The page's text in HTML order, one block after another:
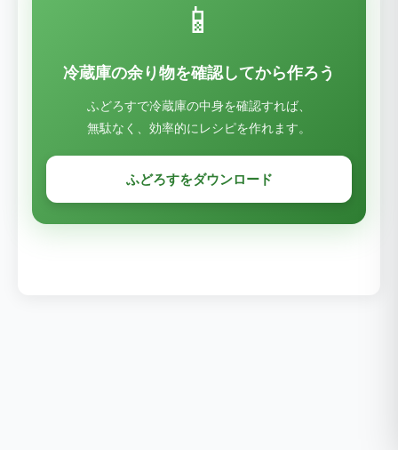
📱
冷蔵庫の余り物を確認してから作ろう
ふどろすで冷蔵庫の中身を確認すれば、
無駄なく、効率的にレシピを作れます。
ふどろすをダウンロード